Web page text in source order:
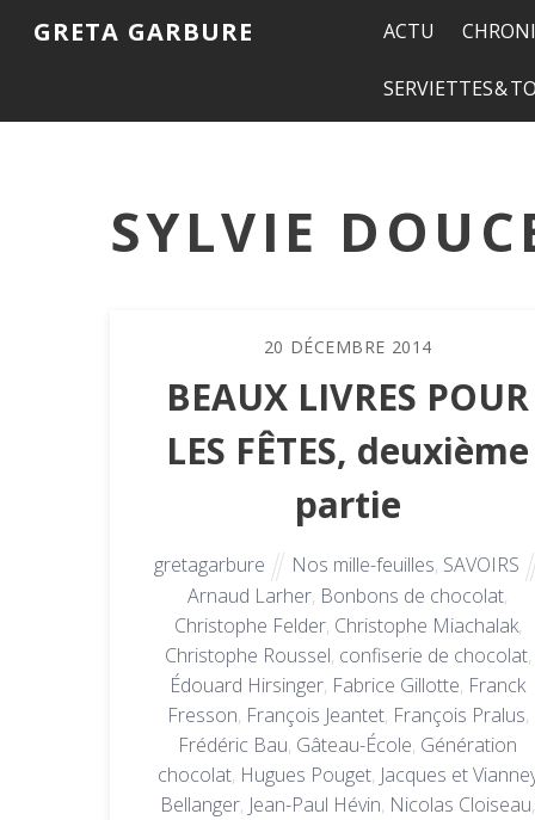
GRETA GARBURE ACTU
SERVIETTES &
SYLVIE
20 DÉCEMBRE 2014
BEAUX LIVRES POUR
LES FÊTES, deuxième
partie
gretagarbure Nos mille-feuilles, SAVOIRS
Arnaud Larher, Bonbons de chocolat,
Christophe Felder, Christophe Miachalak,
Christophe Roussel, confiserie de chocolat,
Édouard Hirsinger, Fabrice Gillotte, Franck
Fresson, François Jeantet, François Pralus,
Frédéric Bau, Gâteau-École, Génération
chocolat, Hugues Pouget, Jacques et
Bellanger, Jean-Paul Hévin, Nicolas Cloiseau,